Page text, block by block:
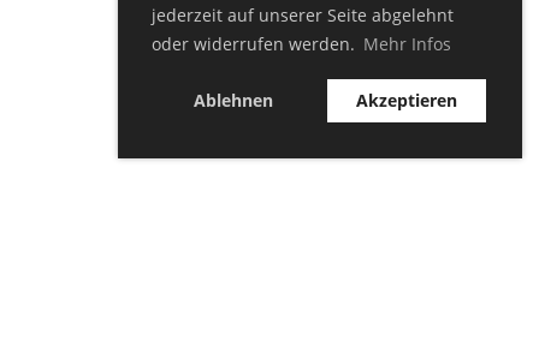
jederzeit auf unserer Seite abgelehnt
oder widerrufen werden. Mehr Infos
Ablehnen Akzeptieren